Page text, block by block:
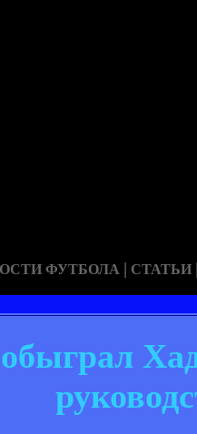
ФУТБОЛА | СТАТЬИ |